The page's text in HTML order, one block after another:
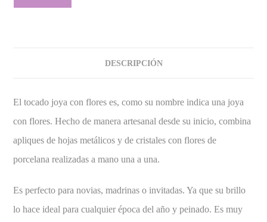
DESCRIPCIÓN
El tocado joya con flores es, como su nombre indica una joya
con flores. Hecho de manera artesanal desde su inicio, combina
apliques de hojas metálicos y de cristales con flores de
porcelana realizadas a mano una a una.
Es perfecto para novias, madrinas o invitadas. Ya que su brillo
lo hace ideal para cualquier época del año y peinado. Es muy